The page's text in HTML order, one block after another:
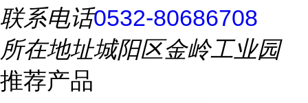
联系电话0532-80686708
所在地址城阳区金岭工业园
推荐产品